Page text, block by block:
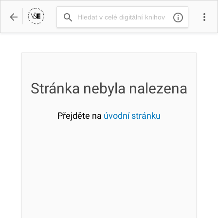
arrow_back search info_outline more_vert
Stránka nebyla nalezena
Přejděte na úvodní stránku